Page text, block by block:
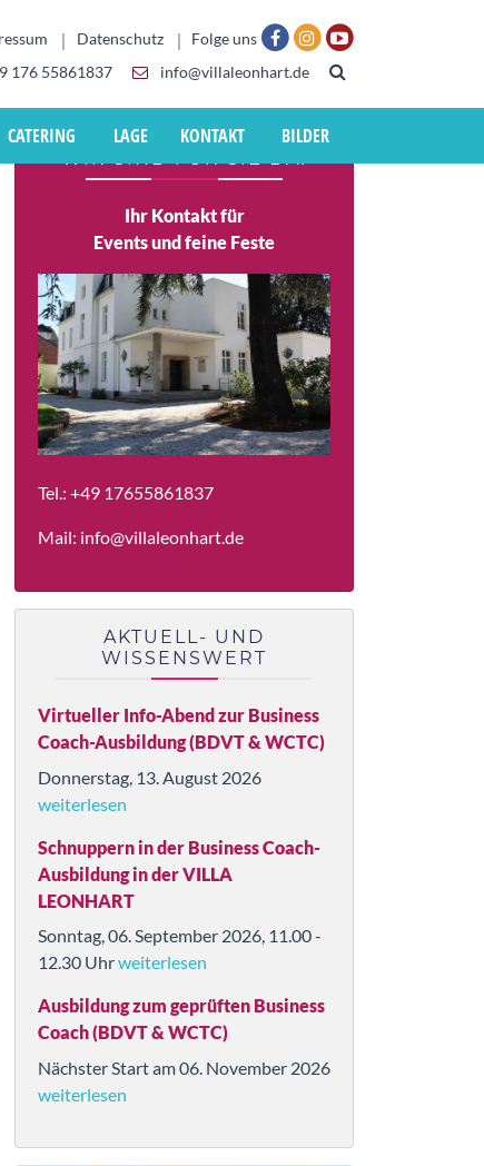
Datenschutz
Folge uns
176 55861837
info@villaleonhart.de
CATERING LAGE KONTAKT BILDER
WIR SIND FÜR SIE DA!
Ihr Kontakt für
Events und feine Feste
Tel.: +49 17655861837
Mail: info@villaleonhart.de
AKTUELL- UND
WISSENSWERT
Virtueller Info-Abend zur Business
Coach-Ausbildung (BDVT & WCTC)
Donnerstag, 13. August 2026
weiterlesen
Schnuppern in der Business Coach-
Ausbildung in der VILLA
LEONHART
Sonntag, 06. September 2026, 11.00 -
12.30 Uhrweiterlesen
Ausbildung zum geprüften Business
Coach (BDVT & WCTC)
Nächster Start am 06. November 2026
weiterlesen